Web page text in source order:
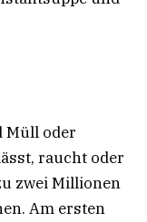
Müll oder
raucht oder
zwei Millionen
Am ersten